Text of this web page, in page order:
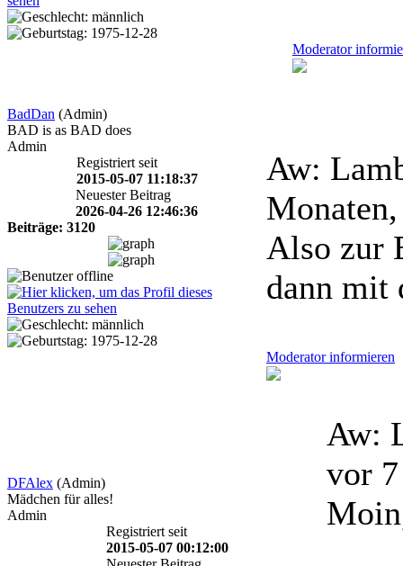
Moderator
BadDan (Admin)
BAD is as BAD does
Admin
Registriert seit
2015-05-07 11:18:37
Neuester Beitrag
2026-04-26 12:46:36
Beiträge: 3120
Aw:
Also zur
dann mit
Moderator informieren
DFAlex (Admin)
Mädchen für alles!
Admin
Registriert seit
2015-05-07 00:12:00
Aw:
vor